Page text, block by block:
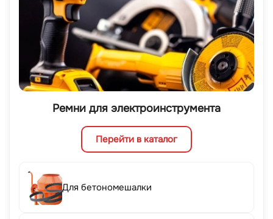
Ремни для электроинструмента
Перейти в каталог
Для бетономешалки